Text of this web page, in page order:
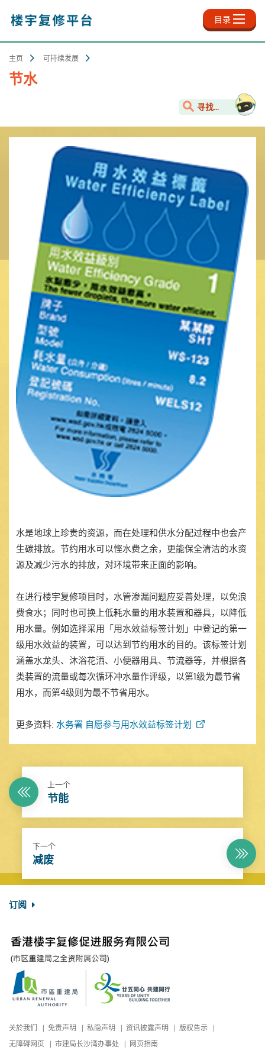
内
目录
主页 可持续发展
节水
寻找...
水是地球上珍贵的资源，而在处理和供水分配过程中也会产
生碳排放。节约用水可以悭水费之余，更能保全清洁的水资
源及减少污水的排放，对环境带来正面的影响。
在进行楼宇复修项目时，水管渗漏问题应妥善处理，以免浪
费食水；同时也可换上低耗水量的用水装置和器具，以降低
用水量。例如选择采用「用水效益标签计划」中登记的第一
级用水效益的装置，可以达到节约用水的目的。该标签计划
涵盖水龙头、沐浴花洒、小便器用具、节流器等，并根据各
类装置的流量或每次循环冲水量作评级，以第1级为最节省
用水，而第4级则为最不节省用水。
更多资料: 水务署 自愿参与用水效益标签计划
上一个
节能
下一个
减废
订阅
关於我们 免责声明 私隐声明 资讯披露声明
版权告示
无障碍网页
市建局长沙湾办事处 网页指南